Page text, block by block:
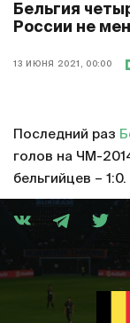
Бельгия
России не
13 ИЮНЯ 2021, 00:00
Последний раз
голов на ЧМ-
бельгийцев –